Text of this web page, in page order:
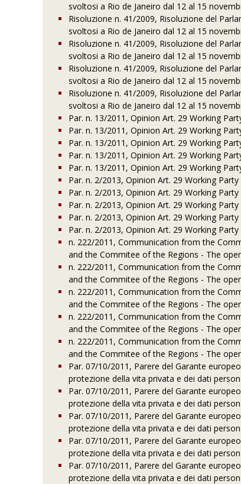
svoltosi a Rio de Janeiro dal 12 al 15
Risoluzione n. 41/2009, Risoluzione del
svoltosi a Rio de Janeiro dal 12 al 15
Risoluzione n. 41/2009, Risoluzione del
svoltosi a Rio de Janeiro dal 12 al 15
Risoluzione n. 41/2009, Risoluzione del
svoltosi a Rio de Janeiro dal 12 al 15
Risoluzione n. 41/2009, Risoluzione del
svoltosi a Rio de Janeiro dal 12 al 15
Par. n. 13/2011, Opinion Art. 29 Working
Par. n. 13/2011, Opinion Art. 29 Working
Par. n. 13/2011, Opinion Art. 29 Working
Par. n. 13/2011, Opinion Art. 29 Working
Par. n. 13/2011, Opinion Art. 29 Working
Par. n. 2/2013, Opinion Art. 29 Working
Par. n. 2/2013, Opinion Art. 29 Working
Par. n. 2/2013, Opinion Art. 29 Working
Par. n. 2/2013, Opinion Art. 29 Working
Par. n. 2/2013, Opinion Art. 29 Working
n. 222/2011, Communication from the
and the Commitee of the Regions - The
n. 222/2011, Communication from the
and the Commitee of the Regions - The
n. 222/2011, Communication from the
and the Commitee of the Regions - The
n. 222/2011, Communication from the
and the Commitee of the Regions - The
n. 222/2011, Communication from the
and the Commitee of the Regions - The
Par. 07/10/2011, Parere del Garante
protezione della vita privata e dei dati
Par. 07/10/2011, Parere del Garante
protezione della vita privata e dei dati
Par. 07/10/2011, Parere del Garante
protezione della vita privata e dei dati
Par. 07/10/2011, Parere del Garante
protezione della vita privata e dei dati
Par. 07/10/2011, Parere del Garante
protezione della vita privata e dei dati